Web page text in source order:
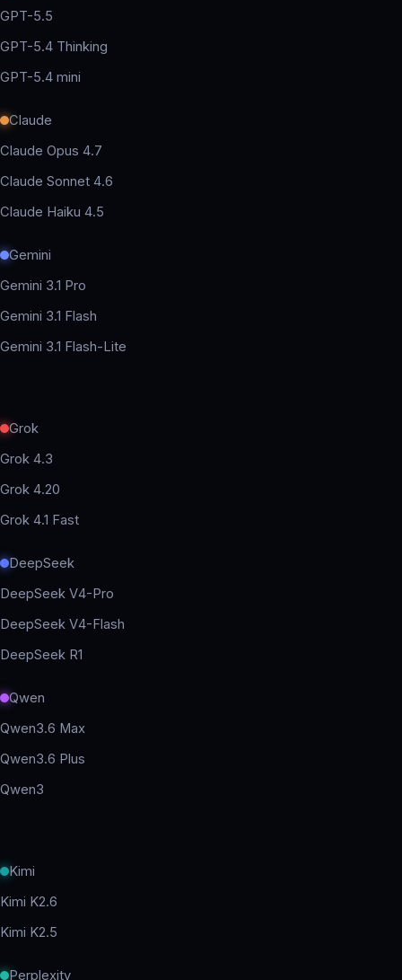
GPT-5.5
GPT-5.4 Thinking
GPT-5.4 mini
Claude
Claude Opus 4.7
Claude Sonnet 4.6
Claude Haiku 4.5
Gemini
Gemini 3.1 Pro
Gemini 3.1 Flash
Gemini 3.1 Flash-Lite
Grok
Grok 4.3
Grok 4.20
Grok 4.1 Fast
DeepSeek
DeepSeek V4-Pro
DeepSeek V4-Flash
DeepSeek R1
Qwen
Qwen3.6 Max
Qwen3.6 Plus
Qwen3
Kimi
Kimi K2.6
Kimi K2.5
Perplexity